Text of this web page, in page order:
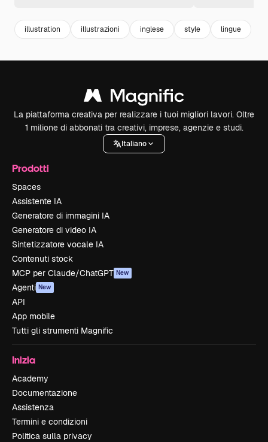
illustration illustrazioni inglese style lingue
La piattaforma creativa per realizzare i tuoi migliori lavori. Oltre
1 milione di abbonati tra creativi, imprese, agenzie e studi.
Italiano
Prodotti
Spaces
Assistente IA
Generatore di immagini IA
Generatore di video IA
Sintetizzatore vocale IA
Contenuti stock
MCP per Claude/ChatGPT New
Agenti New
API
App mobile
Tutti gli strumenti Magnific
Inizia
Academy
Documentazione
Assistenza
Termini e condizioni
Politica sulla privacy